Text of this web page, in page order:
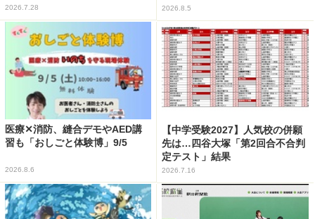
2026.7.28 2026.8.5
医療✕消防、縫合デモやAED講
習も「おしごと体験博」9/5
2026.8.6
【中学受験2027】人気校の併願
先は…四谷大塚「第2回合不合判
定テスト」結果
2026.7.16